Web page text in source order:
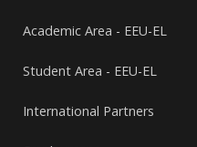
Academic Area - EEU-EL
Student Area - EEU-EL
International Partners